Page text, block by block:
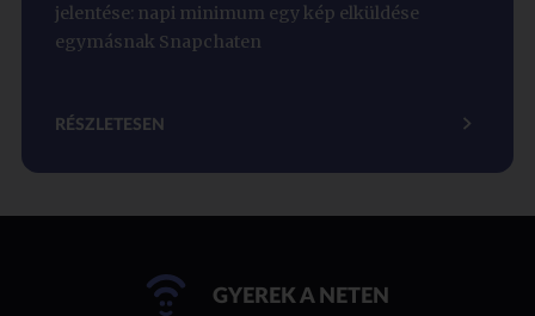
jelentése: napi minimum egy kép elküldése
egymásnak Snapchaten
RÉSZLETESEN
GYEREK A NETEN